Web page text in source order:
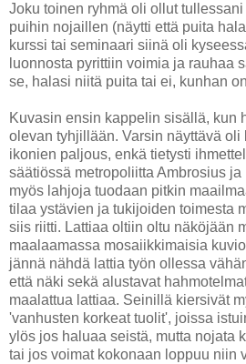
Joku toinen ryhmä oli ollut
puihin nojaillen (näytti että puita
kurssi tai seminaari siinä oli
luonnosta pyrittiin voimia ja rauhaa
se, halasi niitä puita tai ei, kunhan
Kuvasin ensin kappelin sisällä, kun
olevan tyhjillään. Varsin näyttävä oli
ikonien paljous, enkä tietysti
säätiössä metropoliitta Ambrosius
myös lahjoja tuodaan pitkin
tilaa ystävien ja tukijoiden toimesta
siis riitti. Lattiaa oltiin oltu näköjään
maalaamassa mosaiikkimaisia
jännä nähdä lattia työn ollessa
että näki sekä alustavat
maalattua lattiaa. Seinillä kiersivät
'vanhusten korkeat tuolit', joissa
ylös jos haluaa seistä, mutta nojata
tai jos voimat kokonaan loppuu niin